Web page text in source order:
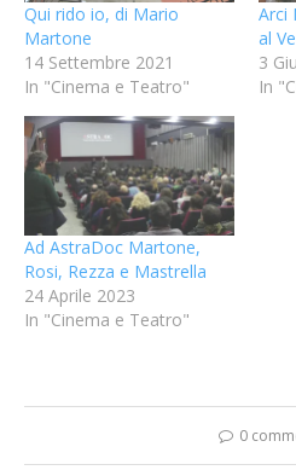
Qui rido io, di Mario
Martone
14 Settembre 2021
In "Cinema e Teatro"
Arci
al
3
In
Ad AstraDoc Martone,
Rosi, Rezza e Mastrella
24 Aprile 2023
In "Cinema e Teatro"
0